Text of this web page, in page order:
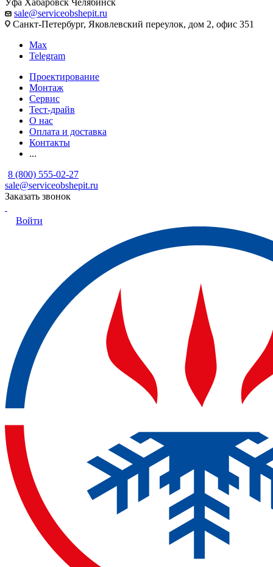
Уфа Хабаровск Челябинск
sale@serviceobshepit.ru
Санкт-Петербург, Яковлевский переулок, дом 2, офис 351
Max
Telegram
Проектирование
Монтаж
Сервис
Тест-драйв
О нас
Оплата и доставка
Контакты
...
8 (800) 555-02-27
sale@serviceobshepit.ru
Заказать звонок
Войти